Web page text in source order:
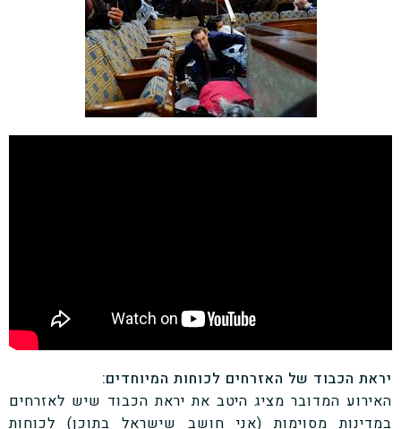
יראת הכבוד של האזרחים לכוחות המיוחדים:
האירוע המדובר מציג היטב את יראת הכבוד שיש לאזרחים
במדינות מסוימות (אני חושב שישראל בתוכן) לכוחות